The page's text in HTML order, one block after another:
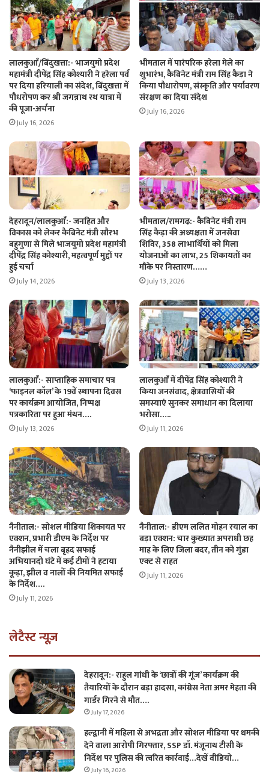
लालकुआँ/बिंदुखत्ता:- भाजयुमो प्रदेश
महामंत्री दीपेंद्र सिंह कोश्यारी ने हरेला पर्व
पर दिया हरियाली का संदेश, बिंदुखत्ता में
पौधरोपण कर श्री जगन्नाथ रथ यात्रा में
की पूजा-अर्चना
July 16, 2026
भीमताल में पारंपरिक हरेला मेले का
शुभारंभ, कैबिनेट मंत्री राम सिंह कैड़ा ने
किया पौधारोपण, संस्कृति और पर्यावरण
संरक्षण का दिया संदेश
July 16, 2026
देहरादून/लालकुआँ:- जनहित और
विकास को लेकर कैबिनेट मंत्री सौरभ
बहुगुणा से मिले भाजयुमो प्रदेश महामंत्री
दीपेंद्र सिंह कोश्यारी, महत्वपूर्ण मुद्दों पर
हुई चर्चा
July 14, 2026
भीमताल/रामगढ़:- कैबिनेट मंत्री राम
सिंह कैड़ा की अध्यक्षता में जनसेवा
शिविर, 358 लाभार्थियों को मिला
योजनाओं का लाभ, 25 शिकायतों का
मौके पर निस्तारण……
July 13, 2026
लालकुआँ:- साप्ताहिक समाचार पत्र
‘फाइनल कॉल’ के 19वें स्थापना दिवस
पर कार्यक्रम आयोजित, निष्पक्ष
पत्रकारिता पर हुआ मंथन….
July 13, 2026
लालकुआँ में दीपेंद्र सिंह कोश्यारी ने
किया जनसंवाद, क्षेत्रवासियों की
समस्याएं सुनकर समाधान का दिलाया
भरोसा…..
July 11, 2026
नैनीताल:- सोशल मीडिया शिकायत पर
एक्शन, प्रभारी डीएम के निर्देश पर
नैनीझील में चला बृहद सफाई
अभियानदो घंटे में कई टीमों ने हटाया
कूड़ा, झील व नालों की नियमित सफाई
के निर्देश….
July 11, 2026
नैनीताल:- डीएम ललित मोहन रयाल का
बड़ा एक्शन: चार कुख्यात अपराधी छह
माह के लिए जिला बदर, तीन को गुंडा
एक्ट से राहत
July 11, 2026
लेटैस्ट न्यूज़
देहरादून:- राहुल गांधी के ‘छात्रों की गूंज’ कार्यक्रम की
तैयारियों के दौरान बड़ा हादसा, कांग्रेस नेता अमर मेहता की
गार्डर गिरने से मौत….
July 17, 2026
हल्द्वानी में महिला से अभद्रता और सोशल मीडिया पर धमकी
देने वाला आरोपी गिरफ्तार, SSP डॉ. मंजूनाथ टीसी के
निर्देश पर पुलिस की त्वरित कार्रवाई…देखें वीडियो…
July 16, 2026